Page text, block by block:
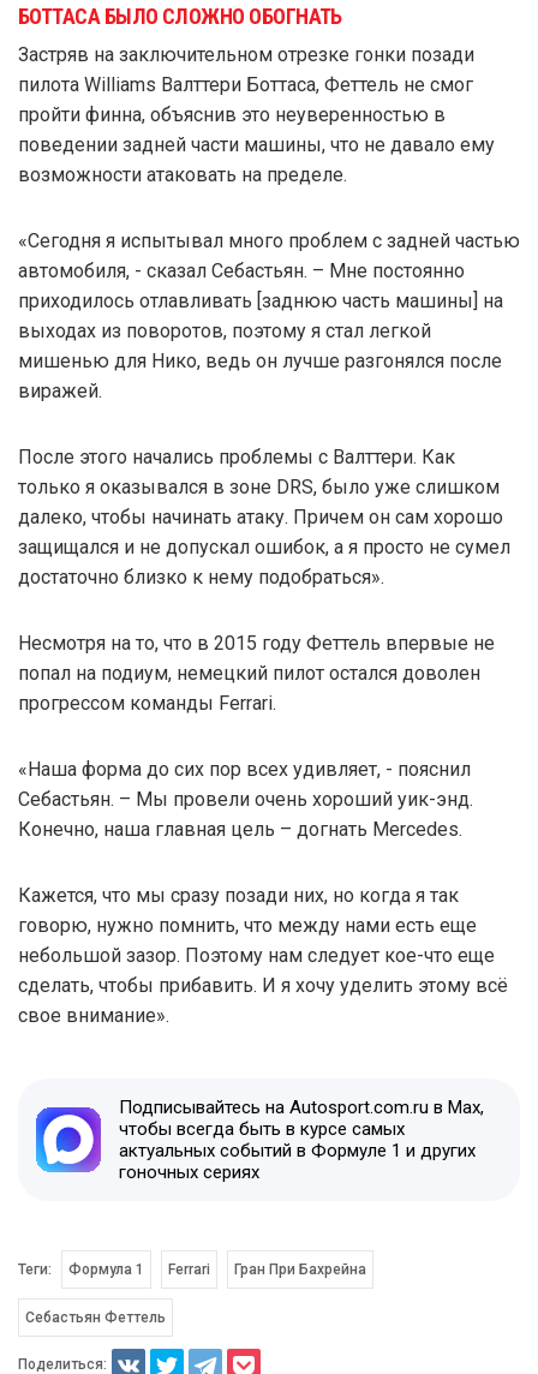
БОТТАСА БЫЛО СЛОЖНО ОБОГНАТЬ
Застряв на заключительном отрезке гонки позади
пилота Williams Валттери Боттаса, Феттель не смог
пройти финна, объяснив это неуверенностью в
поведении задней части машины, что не давало ему
возможности атаковать на пределе.
«Сегодня я испытывал много проблем с задней частью
автомобиля, - сказал Себастьян. – Мне постоянно
приходилось отлавливать [заднюю часть машины] на
выходах из поворотов, поэтому я стал легкой
мишенью для Нико, ведь он лучше разгонялся после
виражей.
После этого начались проблемы с Валттери. Как
только я оказывался в зоне DRS, было уже слишком
далеко, чтобы начинать атаку. Причем он сам хорошо
защищался и не допускал ошибок, а я просто не сумел
достаточно близко к нему подобраться».
Несмотря на то, что в 2015 году Феттель впервые не
попал на подиум, немецкий пилот остался доволен
прогрессом команды Ferrari.
«Наша форма до сих пор всех удивляет, - пояснил
Себастьян. – Мы провели очень хороший уик-энд.
Конечно, наша главная цель – догнать Mercedes.
Кажется, что мы сразу позади них, но когда я так
говорю, нужно помнить, что между нами есть еще
небольшой зазор. Поэтому нам следует кое-что еще
сделать, чтобы прибавить. И я хочу уделить этому всё
свое внимание».
Подписывайтесь на Autosport.com.ru в Max,
чтобы всегда быть в курсе самых
актуальных событий в Формуле 1 и других
гоночных сериях
Теги: Формула 1 Ferrari Гран При Бахрейна
Себастьян Феттель
Поделиться: